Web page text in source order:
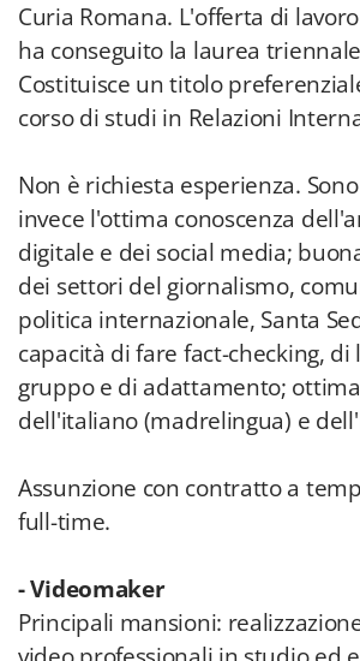
Curia Romana. L'offerta di
ha conseguito la laurea
Costituisce un titolo
corso di studi in Relazioni
Non è richiesta esperienza.
invece l'ottima conoscenza
digitale e dei social media;
dei settori del giornalismo,
politica internazionale, Santa
capacità di fare fact-checking, di
gruppo e di adattamento;
dell'italiano (madrelingua) e
Assunzione con contratto a
full-time.
- Videomaker
Principali mansioni: